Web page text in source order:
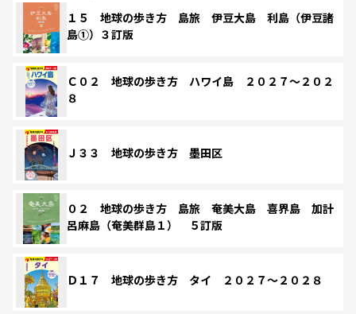
１５ 地球の歩き方 島旅 伊豆大島 利島（伊豆諸
島①）３訂版
Ｃ０２ 地球の歩き方 ハワイ島 ２０２７～２０２
８
Ｊ３３ 地球の歩き方 墨田区
０２ 地球の歩き方 島旅 奄美大島 喜界島 加計
呂麻島（奄美群島１） ５訂版
Ｄ１７ 地球の歩き方 タイ ２０２７～２０２８